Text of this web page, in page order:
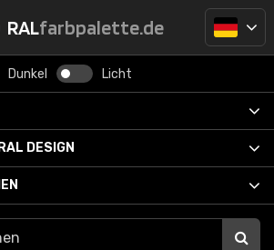
RALfarbpalette.de
Dunkel Licht
RAL DESIGN